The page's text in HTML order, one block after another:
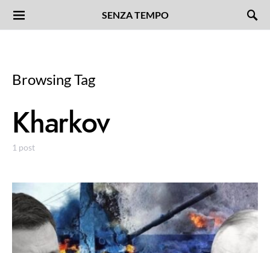
SENZA TEMPO
Browsing Tag
Kharkov
1 post